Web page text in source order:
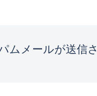
ムメールが送信